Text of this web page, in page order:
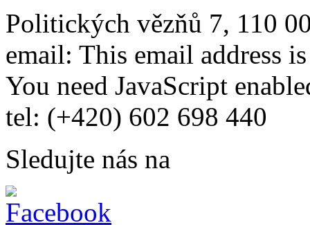
Politických vězňů 7, 110
email: This email address
You need JavaScript
tel: (+420) 602 698 440
Sledujte nás na